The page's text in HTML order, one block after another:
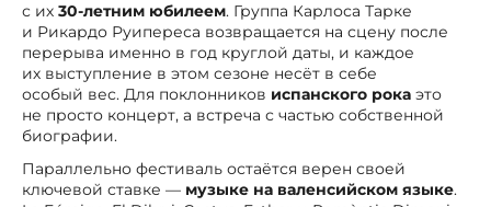
с их 30-летним юбилеем. Группа Карлоса Тарке
и Рикардо Руипереса возвращается на сцену после
перерыва именно в год круглой даты, и каждое
их выступление в этом сезоне несёт в себе
особый вес. Для поклонников испанского рока это
не просто концерт, а встреча с частью собственной
биографии.
Параллельно фестиваль остаётся верен своей
ключевой ставке — музыке на валенсийском языке.